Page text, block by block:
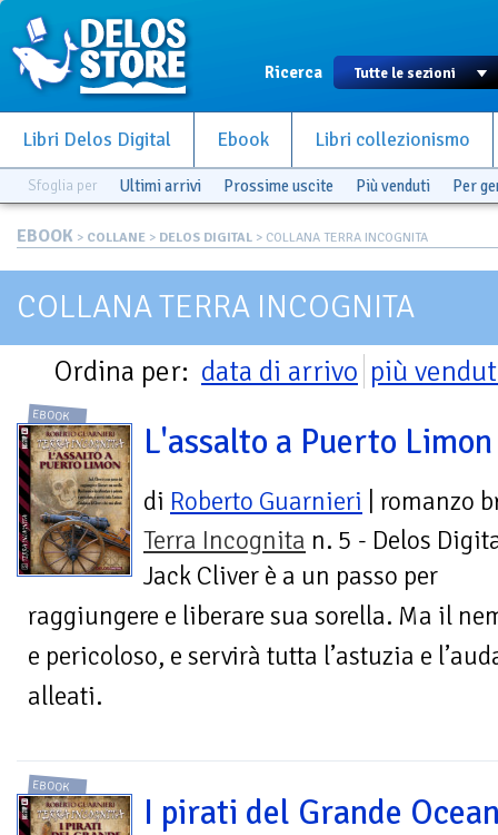
Ricerca
Libri Delos Digital Ebook Libri collezionismo
Sfoglia per Ultimi arrivi Prossime uscite Più venduti Per
EBOOK > COLLANE > DELOS DIGITAL > COLLANA TERRA INCOGNITA
COLLANA TERRA INCOGNITA
Ordina per: data di arrivo più
EBOOK
L'assalto a Puerto Limon
di Roberto Guarnieri | romanzo
Terra Incognita n. 5 - Delos
Jack Cliver è a un passo per
raggiungere e liberare sua sorella. Ma il
e pericoloso, e servirà tutta l’astuzia e
alleati.
EBOOK
I pirati del Grande